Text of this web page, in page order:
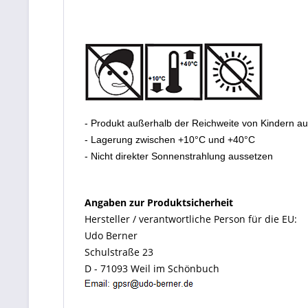
- Produkt außerhalb der Reichweite von Kindern
- Lagerung zwischen +10°C und +40°C
- Nicht direkter Sonnenstrahlung aussetzen
Angaben zur Produktsicherheit
Hersteller / verantwortliche Person für die EU:
Udo Berner
Schulstraße 23
D - 71093 Weil im Schönbuch